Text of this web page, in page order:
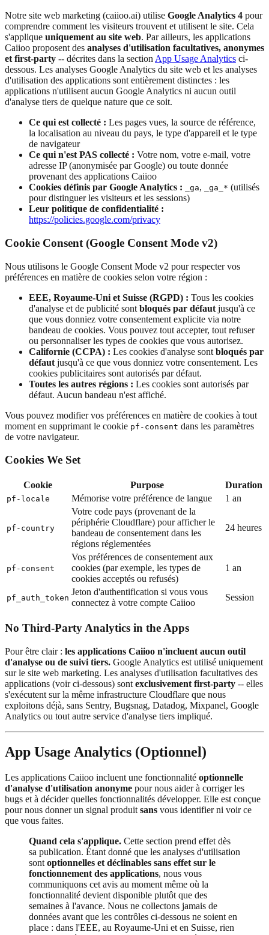
Notre site web marketing (caiioo.ai) utilise Google Analytics 4 pour
comprendre comment les visiteurs trouvent et utilisent le site. Cela
s'applique uniquement au site web. Par ailleurs, les applications
Caiioo proposent des analyses d'utilisation facultatives, anonymes
et first-party -- décrites dans la section App Usage Analytics ci-
dessous. Les analyses Google Analytics du site web et les analyses
d'utilisation des applications sont entièrement distinctes : les
applications n'utilisent aucun Google Analytics ni aucun outil
d'analyse tiers de quelque nature que ce soit.
Ce qui est collecté : Les pages vues, la source de référence,
la localisation au niveau du pays, le type d'appareil et le type
de navigateur
Ce qui n'est PAS collecté : Votre nom, votre e-mail, votre
adresse IP (anonymisée par Google) ou toute donnée
provenant des applications Caiioo
Cookies définis par Google Analytics :
_ga, _ga_* (utilisés
pour distinguer les visiteurs et les sessions)
Leur politique de confidentialité :
https://policies.google.com/privacy
Cookie Consent (Google Consent Mode v2)
Nous utilisons le Google Consent Mode v2 pour respecter vos
préférences en matière de cookies selon votre région :
EEE, Royaume-Uni et Suisse (RGPD) : Tous les cookies
d'analyse et de publicité sont bloqués par défaut jusqu'à ce
que vous donniez votre consentement explicite via notre
bandeau de cookies. Vous pouvez tout accepter, tout refuser
ou personnaliser les types de cookies que vous autorisez.
Californie (CCPA) : Les cookies d'analyse sont bloqués par
défaut jusqu'à ce que vous donniez votre consentement. Les
cookies publicitaires sont autorisés par défaut.
Toutes les autres régions : Les cookies sont autorisés par
défaut. Aucun bandeau n'est affiché.
Vous pouvez modifier vos préférences en matière de cookies à tout
moment en supprimant le cookie pf-consent dans les paramètres
de votre navigateur.
Cookies We Set
Cookie Purpose Duration
pf-locale Mémorise votre préférence de langue 1 an
pf-country
Votre code pays (provenant de la
périphérie Cloudflare) pour afficher le
bandeau de consentement dans les
régions réglementées
24 heures
pf-consent
Vos préférences de consentement aux
cookies (par exemple, les types de
cookies acceptés ou refusés)
1 an
pf_auth_token
Jeton d'authentification si vous vous
connectez à votre compte Caiioo
Session
No Third-Party Analytics in the Apps
Pour être clair : les applications Caiioo n'incluent aucun outil
d'analyse ou de suivi tiers. Google Analytics est utilisé uniquement
sur le site web marketing. Les analyses d'utilisation facultatives des
applications (voir ci-dessous) sont exclusivement first-party -- elles
s'exécutent sur la même infrastructure Cloudflare que nous
exploitons déjà, sans Sentry, Bugsnag, Datadog, Mixpanel, Google
Analytics ou tout autre service d'analyse tiers impliqué.
App Usage Analytics (Optionnel)
Les applications Caiioo incluent une fonctionnalité optionnelle
d'analyse d'utilisation anonyme pour nous aider à corriger les
bugs et à décider quelles fonctionnalités développer. Elle est conçue
pour nous donner un signal produit sans vous identifier ni voir ce
que vous faites.
Quand cela s'applique. Cette section prend effet dès
sa publication. Étant donné que les analyses d'utilisation
sont optionnelles et déclinables sans effet sur le
fonctionnement des applications, nous vous
communiquons cet avis au moment même où la
fonctionnalité devient disponible plutôt que des
semaines à l'avance. Nous ne collectons jamais de
données avant que les contrôles ci-dessous ne soient en
place : dans l'EEE, au Royaume-Uni et en Suisse, rien